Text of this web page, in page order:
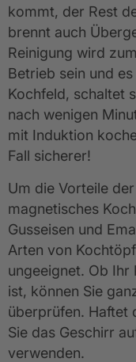
kommt, der Rest
brennt auch
Reinigung wird
Betrieb sein und
Kochfeld, schaltet
nach wenigen
mit Induktion
Fall sicherer!
Um die Vorteile
magnetisches
Gusseisen und
Arten von
ungeeignet. Ob
ist, können Sie
überprüfen. Haftet
Sie das Geschirr
verwenden.